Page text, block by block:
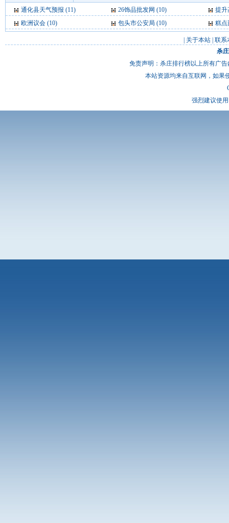
通化县天气预报 (11) 26饰品批发网 (10)
提升
欧洲议会 (10) 包头市公安局 (10) 糕点
关于本站 联系
杀
免责声明：杀庄排行榜以上所有广
本站资源均来自互联网，如果
强烈建议使